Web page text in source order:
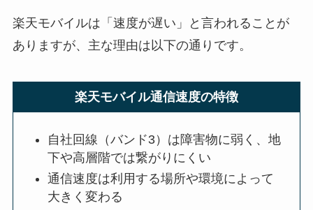
楽天モバイルは「速度が遅い」と言われることが
ありますが、主な理由は以下の通りです。
楽天モバイル通信速度の特徴
自社回線（バンド3）は障害物に弱く、地
下や高層階では繋がりにくい
通信速度は利用する場所や環境によって
大きく変わる